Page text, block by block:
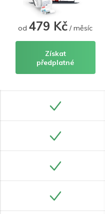
od479 Kč / měsíc
Získat
předplatné